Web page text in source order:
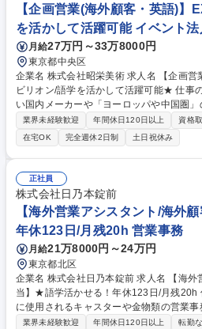
【企画営業(海外顧客・英語)】
を活かして活躍可能 イベント法
月給27万円～33万8000円
東京都中央区
企業名 株式会社昭栄美術 求人名 【企画営業(海外顧客・英語)】EXPOやパ
ビリオン/語学を活かして活躍可能★ 仕事の内容 展示会にブース出展した
い国内メーカーや「ヨーロッパや中国圏
提案営業～イベント制作プロジェクトの
でお任せします。 ・展示会主催者との打ち合わせ：ニーズのヒアリング、
最適な提案の検討 ・企画・提案資料の作
的な企画をデザイナーと連携※コンペ参
力のある提案を実施・イベント制作の進行
ケジュール管理、ディレクション・納品＆
確認、展示会主催者対応、現場立会 募集職種 【企画営業(海外顧客・英
語)】EXPOやパビリオン/語学を活かして
業界未経験歓迎 年間休日120日以上 資格
在宅OK
完全週休2日制 土日祝休み
正社員
株式会社日乃本錠前
【海外営業アシスタント/海外
年休123日/月残20h 営業事務
月給21万8000円～24万円
東京都北区
企業名 株式会社日乃本錠前 求人名 【海外営業アシスタント/海外顧客担
当】★語学活かせる！年休123日/月残20h 仕事の内容 スーツケースなど
に使用されるキャスターや金物類の営業
ます。技術力高く、顧客要望を一から形
業界未経験歓迎 年間休日120日以上 転勤な